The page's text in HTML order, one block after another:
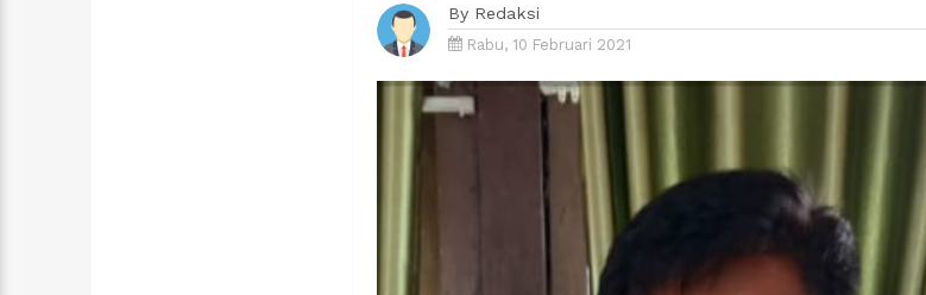
By Redaksi
Rabu, 10 Februari 2021